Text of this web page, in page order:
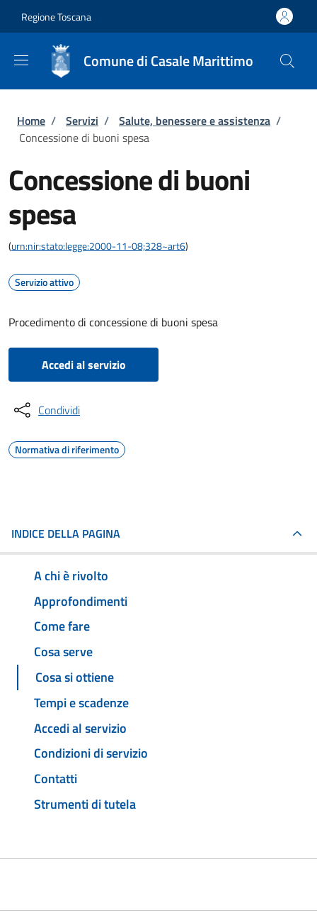
Regione Toscana
Comune di Casale Marittimo
Briciole di pane
Home / Servizi / Salute, benessere e assistenza /
Concessione di buoni spesa
Concessione di buoni
spesa
(urn:nir:stato:legge:2000-11-08;328~art6)
Servizio attivo
Procedimento di concessione di buoni spesa
Accedi al servizio
Condividi
Normativa di riferimento
INDICE DELLA PAGINA
A chi è rivolto
Approfondimenti
Come fare
Cosa serve
Cosa si ottiene
Tempi e scadenze
Accedi al servizio
Condizioni di servizio
Contatti
Strumenti di tutela